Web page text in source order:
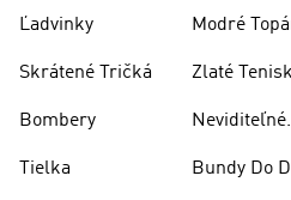
Ľadvinky
Skrátené Tričká
Bombery
Tielka
Modré
Zlaté
Neviditeľné
Bundy Do